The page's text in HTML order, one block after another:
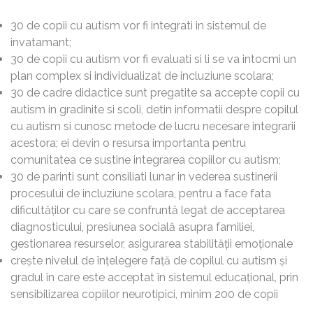
30 de copii cu autism vor fi integrati in sistemul de
invatamant;
30 de copii cu autism vor fi evaluati si li se va intocmi un
plan complex si individualizat de incluziune scolara;
30 de cadre didactice sunt pregatite sa accepte copii cu
autism in gradinite si scoli, detin informatii despre copilul
cu autism si cunosc metode de lucru necesare integrarii
acestora; ei devin o resursa importanta pentru
comunitatea ce sustine integrarea copiilor cu autism;
30 de parinti sunt consiliati lunar in vederea sustinerii
procesului de incluziune scolara, pentru a face fata
dificultăților cu care se confruntă legat de acceptarea
diagnosticului, presiunea socială asupra familiei,
gestionarea resurselor, asigurarea stabilității emoționale
crește nivelul de înțelegere față de copilul cu autism și
gradul în care este acceptat în sistemul educațional, prin
sensibilizarea copiilor neurotipici, minim 200 de copii